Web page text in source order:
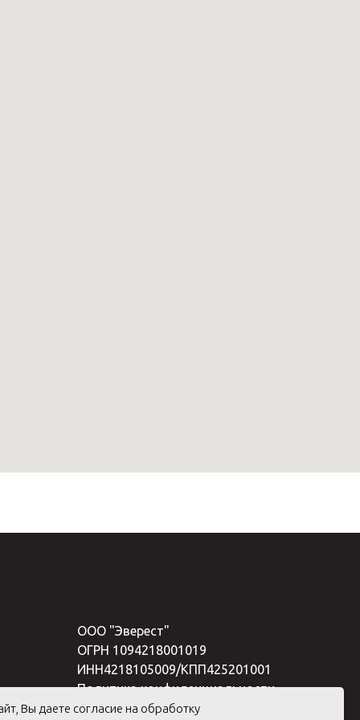
ООО "Эверест"
ОГРН 1094218001019
ИНН4218105009/КПП425201001
Политика конфиденциальности
Вы даете согласие на обработку